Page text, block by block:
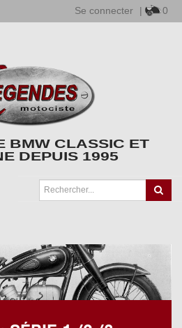
Se connecter | 0
BMW CLASSIC ET
DEPUIS 1995